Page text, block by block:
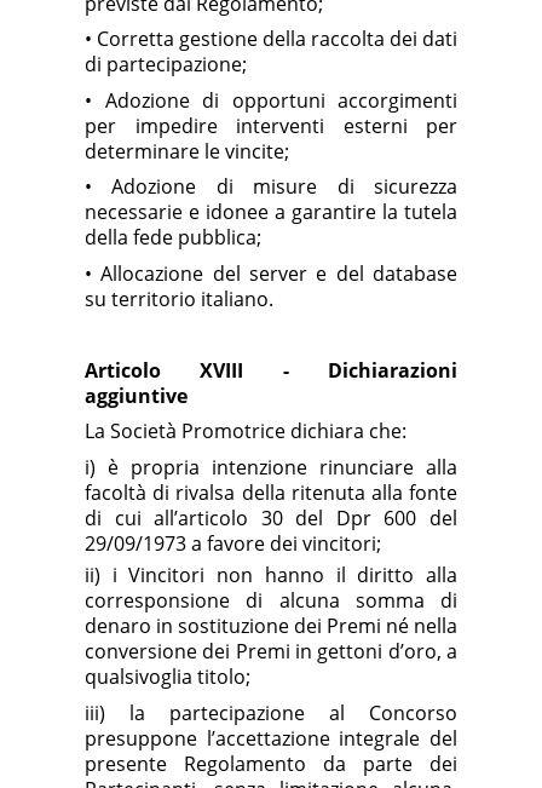
• Corretta gestione della raccolta dei dati
di partecipazione;
• Adozione di opportuni accorgimenti
per impedire interventi esterni per
determinare le vincite;
• Adozione di misure di sicurezza
necessarie e idonee a garantire la tutela
della fede pubblica;
• Allocazione del server e del database
su territorio italiano.
Articolo XVIII - Dichiarazioni
aggiuntive
La Società Promotrice dichiara che:
i) è propria intenzione rinunciare alla
facoltà di rivalsa della ritenuta alla fonte
di cui all’articolo 30 del Dpr 600 del
29/09/1973 a favore dei vincitori;
ii) i Vincitori non hanno il diritto alla
corresponsione di alcuna somma di
denaro in sostituzione dei Premi né nella
conversione dei Premi in gettoni d’oro, a
qualsivoglia titolo;
iii) la partecipazione al Concorso
presuppone l’accettazione integrale del
presente Regolamento da parte dei